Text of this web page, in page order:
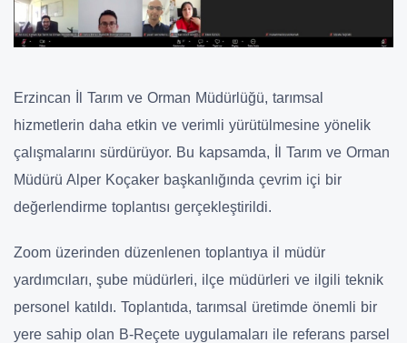
Erzincan İl Tarım ve Orman Müdürlüğü, tarımsal
hizmetlerin daha etkin ve verimli yürütülmesine yönelik
çalışmalarını sürdürüyor. Bu kapsamda, İl Tarım ve Orman
Müdürü Alper Koçaker başkanlığında çevrim içi bir
değerlendirme toplantısı gerçekleştirildi.
Zoom üzerinden düzenlenen toplantıya il müdür
yardımcıları, şube müdürleri, ilçe müdürleri ve ilgili teknik
personel katıldı. Toplantıda, tarımsal üretimde önemli bir
yere sahip olan B-Reçete uygulamaları ile referans parsel